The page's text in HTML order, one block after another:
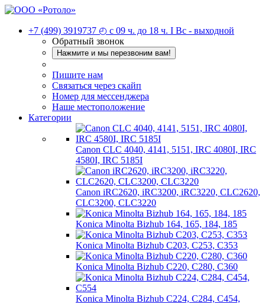
+7 (499) 3919737 ◴ с 09 ч. до 18 ч. I Вc - выходной
Обратный звонок
Нажмите и мы перезвоним вам!
Пишите нам
Связаться через скайп
Номер для мессенджера
Наше местоположение
Категории
Canon CLC 4040, 4141, 5151, IRC 4080I, IRC
4580I, IRC 5185I
Canon iRC2620, iRC3200, iRC3220, CLC2620,
CLC3200, CLC3220
Konica Minolta Bizhub 164, 165, 184, 185
Konica Minolta Bizhub C203, C253, C353
Konica Minolta Bizhub C220, C280, C360
Konica Minolta Bizhub C224, C284, C454,